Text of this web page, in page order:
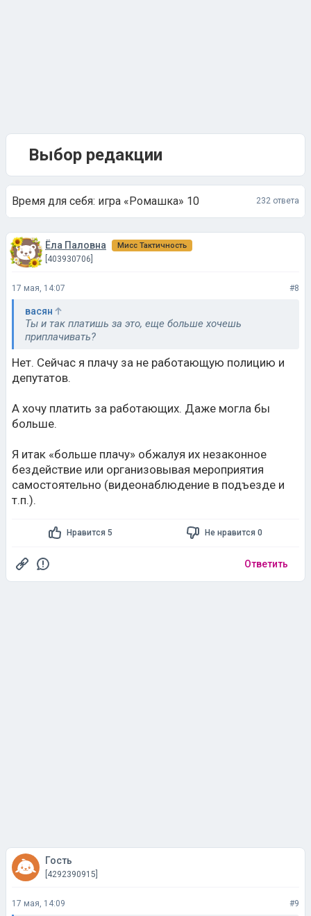
Выбор редакции
Время для себя: игра «Ромашка» 10 232 ответа
Ёла Паловна Мисс Тактичность
[403930706]
17 мая, 14:07 #8
васян
Ты и так платишь за это, еще больше хочешь
приплачивать?
Нет. Сейчас я плачу за не работающую полицию и
депутатов.
А хочу платить за работающих. Даже могла бы
больше.
Я итак «больше плачу» обжалуя их незаконное
бездействие или организовывая мероприятия
самостоятельно (видеонаблюдение в подъезде и
т.п.).
Нравится 5 Не нравится 0
Ответить
Гость
[4292390915]
17 мая, 14:09 #9